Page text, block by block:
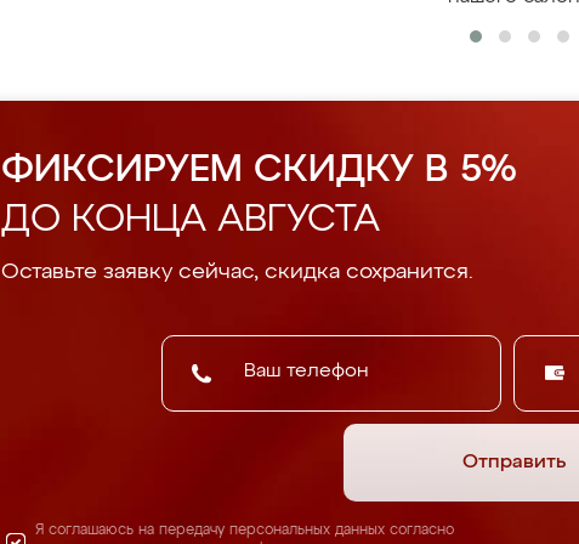
ФИКСИРУЕМ СКИДКУ В 5%
ДО КОНЦА АВГУСТА
Оставьте заявку сейчас, скидка сохранится.
Отправить
Я соглашаюсь на передачу персональных данных согласно